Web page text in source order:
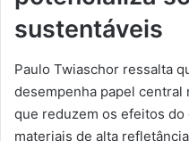
sustentáveis
Paulo Twiaschor ressalta
desempenha papel central
que reduzem os efeitos do
materiais de alta